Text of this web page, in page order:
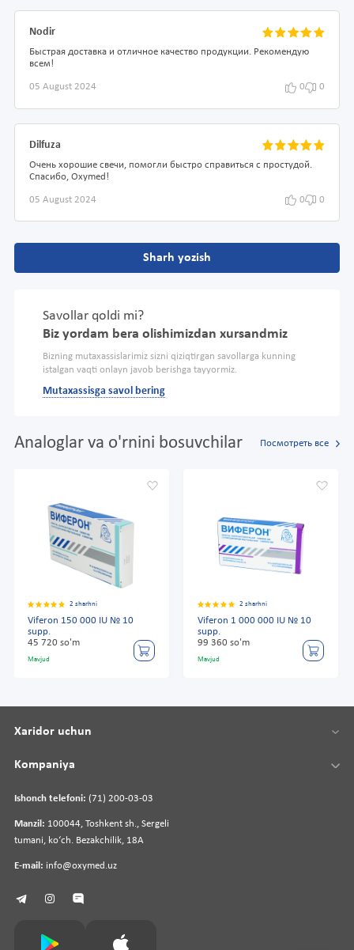
Nodir
Быстрая доставка и отличное качество продукции. Рекомендую
всем!
05 August 2024 0 0
Dilfuza
Очень хорошие свечи, помогли быстро справиться с простудой.
Спасибо, Oxymed!
05 August 2024 0 0
Sharh yozish
Savollar qoldi mi?
Biz yordam bera olishimizdan xursandmiz
Bizning mutaxassislarimiz sizni qiziqtirgan savollarga kunning
istalgan vaqti onlayn javob berishga tayyormiz.
Mutaxassisga savol bering
Analoglar va o'rnini bosuvchilar Посмотреть все
2 sharhni
Viferon 150 000 IU № 10
supp.
45 720 so'm
Mavjud
2 sharhni
Viferon 1 000 000 IU № 10
supp.
99 360 so'm
Mavjud
Ishonch telefoni: (71) 200-03-03
Manzil: 100044, Toshkent sh., Sergeli
tumani, koʻch. Bezakchilik, 18A
E-mail: info@oxymed.uz
Xaridor uchun
Kompaniya